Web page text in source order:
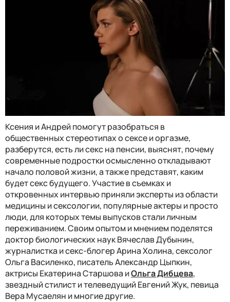
Ксения и Андрей помогут разобраться в
общественных стереотипах о сексе и оргазме,
разберутся, есть ли секс на пенсии, выяснят, почему
современные подростки осмысленно откладывают
начало половой жизни, а также представят, каким
будет секс будущего. Участие в съемках и
откровенных интервью приняли эксперты из области
медицины и сексологии, популярные актеры и просто
люди, для которых темы выпусков стали личным
переживанием. Своим опытом и мнением поделятся
доктор биологических наук Вячеслав Дубынин,
журналистка и секс-блогер Арина Холина, сексолог
Ольга Василенко, писатель Александр Цыпкин,
актрисы Екатерина Старшова иОльга Дибцева,
звездный стилист и телеведущий Евгений Жук, певица
Вера Мусаелян и многие другие.